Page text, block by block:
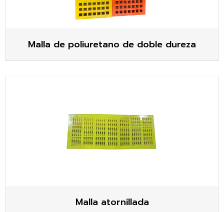
Malla de poliuretano de doble dureza
Malla atornillada